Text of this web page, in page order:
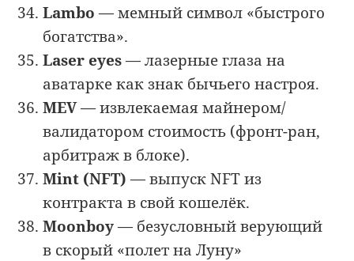
Lambo — мемный символ «быстрого
богатства».
Laser eyes— лазерные глаза на
аватарке как знак бычьего настроя.
MEV— извлекаемая майнером/
валидатором стоимость (фронт-ран,
арбитраж в блоке).
Mint (NFT) — выпуск NFT из
контракта в свой кошелёк.
Moonboy— безусловный верующий
в скорый «полет на Луну»